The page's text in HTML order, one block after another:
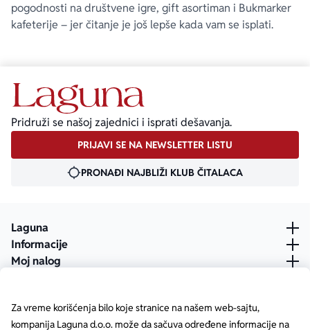
Za vreme korišćenja bilo koje stranice na našem web-sajtu,
kompanija Laguna d.o.o. može da sačuva određene informacije na
pogodnosti na društvene igre, gift asortiman i Bukmarker
kafeterije – jer čitanje je još lepše kada vam se isplati.
Pridruži se našoj zajednici i isprati dešavanja.
PRIJAVI SE NA NEWSLETTER LISTU
PRONAĐI NAJBLIŽI KLUB ČITALACA
Laguna
Informacije
Moj nalog